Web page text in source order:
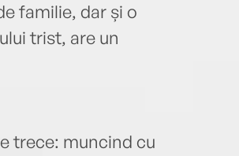
familie, dar și o
trist, are un
trece: muncind cu